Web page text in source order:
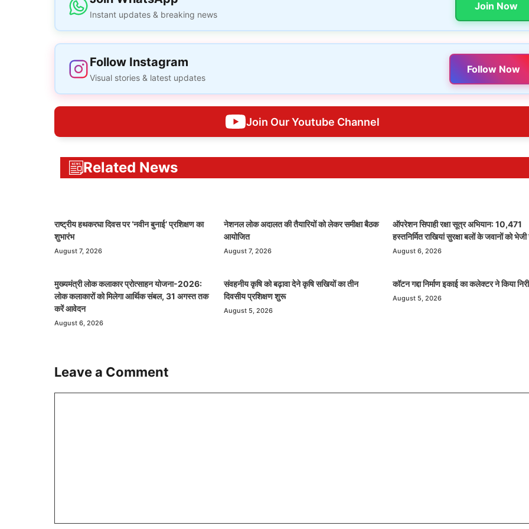
Instant updates & breaking news
Join Now
Follow Instagram
Visual stories & latest updates
Follow Now
Join Our Youtube Channel
Related News
राष्ट्रीय हथकरघा दिवस पर ‘नवीन बुनाई’ प्रशिक्षण का
शुभारंभ
August 7, 2026
नेशनल लोक अदालत की तैयारियों को लेकर समीक्षा बैठक
आयोजित
August 7, 2026
ऑपरेशन सिपाही रक्षा सूत्र अभियान: 10,471
हस्तनिर्मित राखियां सुरक्षा बलों के जवानों को
August 6, 2026
मुख्यमंत्री लोक कलाकार प्रोत्साहन योजना-2026:
लोक कलाकारों को मिलेगा आर्थिक संबल, 31 अगस्त तक
करें आवेदन
August 6, 2026
संवहनीय कृषि को बढ़ावा देने कृषि सखियों का तीन
दिवसीय प्रशिक्षण शुरू
August 5, 2026
कॉटन गद्दा निर्माण इकाई का कलेक्टर ने किया
August 5, 2026
Leave a Comment